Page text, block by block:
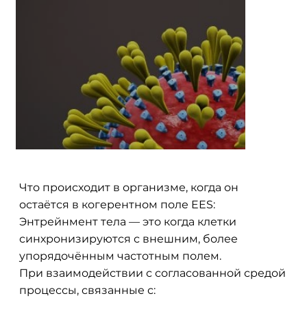
Что происходит в организме, когда он
остаётся в когерентном поле EES:
Энтрейнмент тела — это когда клетки
синхронизируются с внешним, более
упорядочённым частотным полем.
При взаимодействии с согласованной средой
процессы, связанные с: